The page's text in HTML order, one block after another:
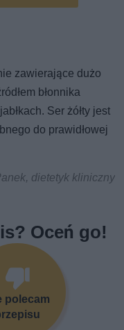
zawierające dużo
błonnika
Ser żółty jest
do prawidłowej
dietetyk kliniczny
Oceń go!
polecam